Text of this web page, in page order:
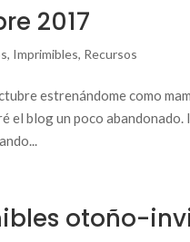
2017
, Imprimibles, Recursos
estrenándome como
el blog un poco
otoño-